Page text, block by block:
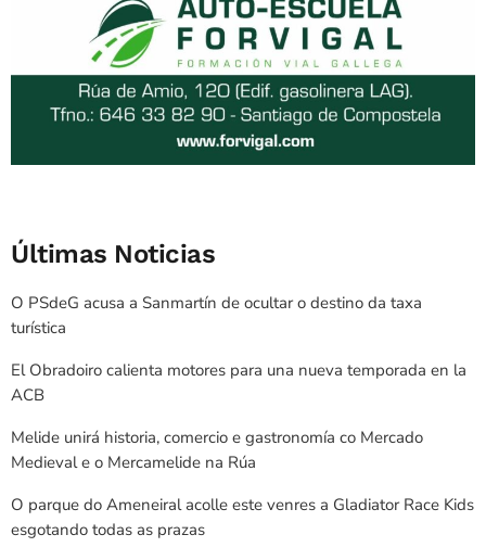
Últimas Noticias
O PSdeG acusa a Sanmartín de ocultar o destino da taxa
turística
El Obradoiro calienta motores para una nueva temporada en la
ACB
Melide unirá historia, comercio e gastronomía co Mercado
Medieval e o Mercamelide na Rúa
O parque do Ameneiral acolle este venres a Gladiator Race Kids
esgotando todas as prazas